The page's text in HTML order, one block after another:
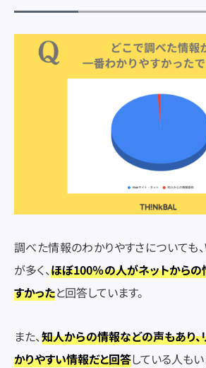
調べた情報のわかりやすさについても
が多く、ほぼ100％の人がネットから
すかったと回答しています。
また、知人からの情報などの声もあり
かりやすい情報だと回答している人もい